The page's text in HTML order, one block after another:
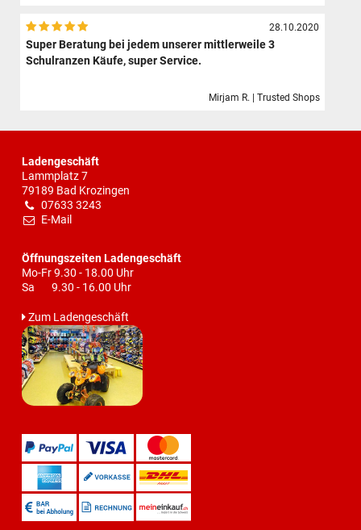
28.10.2020
Super Beratung bei jedem unserer mittlerweile 3
Schulranzen Käufe, super Service.
Mirjam R. | Trusted Shops
Ladengeschäft
Lammplatz 7
79189 Bad Krozingen
07633 3243
E-Mail
Öffnungszeiten Ladengeschäft
Mo-Fr 9.30 - 18.00 Uhr
Sa 9.30 - 16.00 Uhr
Zum Ladengeschäft